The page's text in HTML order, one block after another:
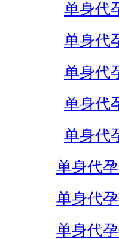
单身代
单身代
单身代
单身代
单身代
单身代
单身代
单身代